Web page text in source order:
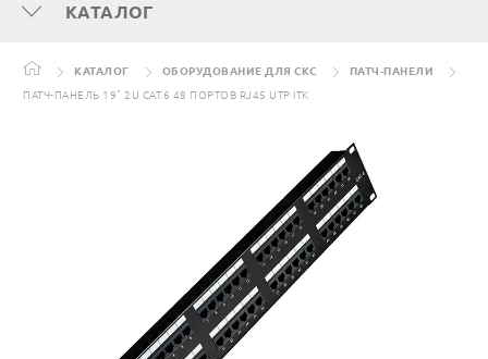
КАТАЛОГ
КАТАЛОГ ОБОРУДОВАНИЕ ДЛЯ СКС
ПАТЧ-ПАНЕЛИ
ПАТЧ-ПАНЕЛЬ 19" 2U CAT.6 48 ПОРТОВ RJ45 UTP ITK